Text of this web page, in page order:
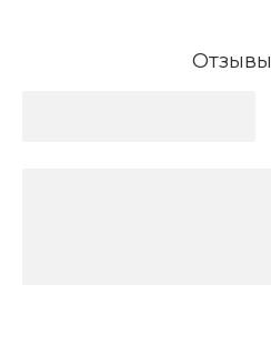
Отзывы